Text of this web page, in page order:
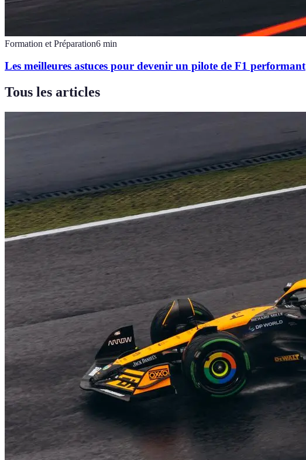
Formation et Préparation6 min
Les meilleures astuces pour devenir un pilote de F1 performant
Tous les articles